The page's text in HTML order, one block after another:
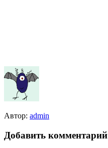
Автор: admin
Добавить комментарий